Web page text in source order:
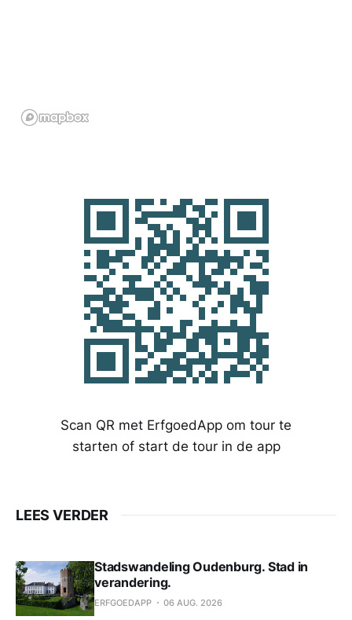
Scan QR met ErfgoedApp om tour te
starten of start de tour in de app
LEES VERDER
Stadswandeling Oudenburg. Stad in
verandering.
ERFGOEDAPP 06 AUG. 2026